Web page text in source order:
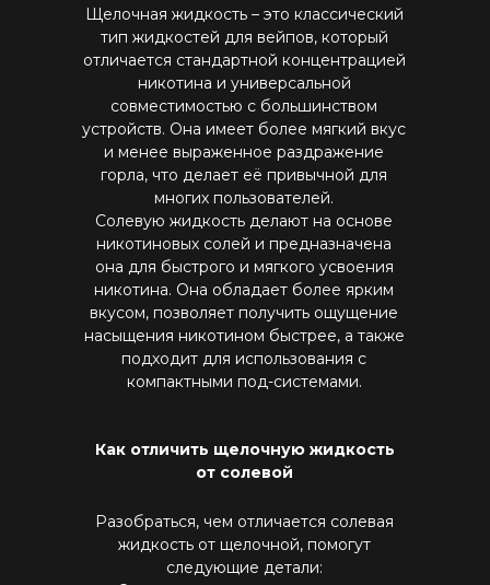
Как отличить щелочную жидкость
от солевой
Щелочная жидкость – это классический
тип жидкостей для вейпов, который
отличается стандартной концентрацией
никотина и универсальной
совместимостью с большинством
устройств. Она имеет более мягкий вкус
и менее выраженное раздражение
горла, что делает её привычной для
многих пользователей.
Солевую жидкость делают на основе
никотиновых солей и предназначена
она для быстрого и мягкого усвоения
никотина. Она обладает более ярким
вкусом, позволяет получить ощущение
насыщения никотином быстрее, а также
подходит для использования с
компактными под-системами.
Разобраться, чем отличается солевая
жидкость от щелочной, помогут
следующие детали: